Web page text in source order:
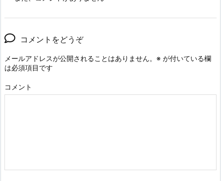
コメントをどうぞ
メールアドレスが公開されることはありません。 ※ が付いている欄
は必須項目です
コメント